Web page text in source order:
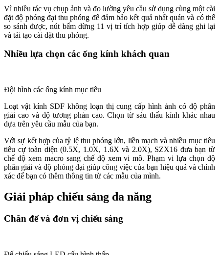
Vì nhiều tác vụ chụp ảnh và đo lường yêu cầu sử dụng cùng một cài
đặt độ phóng đại thu phóng để đảm bảo kết quả nhất quán và có thể
so sánh được, nút bấm dừng 11 vị trí tích hợp giúp dễ dàng ghi lại
và tái tạo cài đặt thu phóng.
Nhiều lựa chọn các ống kính khách quan
Đội hình các ống kính mục tiêu
Loạt vật kính SDF không loạn thị cung cấp hình ảnh có độ phân
giải cao và độ tương phản cao. Chọn từ sáu thấu kính khác nhau
dựa trên yêu cầu mẫu của bạn.
Với sự kết hợp của tỷ lệ thu phóng lớn, liền mạch và nhiều mục tiêu
tiêu cự toàn diện (0.5X, 1.0X, 1.6X và 2.0X), SZX16 đưa bạn từ
chế độ xem macro sang chế độ xem vi mô. Phạm vi lựa chọn độ
phân giải và độ phóng đại giúp công việc của bạn hiệu quả và chính
xác để bạn có thêm thông tin từ các mẫu của mình.
Giải pháp chiếu sáng đa năng
Chân đế và đơn vị chiếu sáng